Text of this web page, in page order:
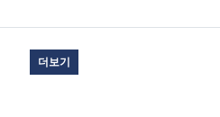
더보기